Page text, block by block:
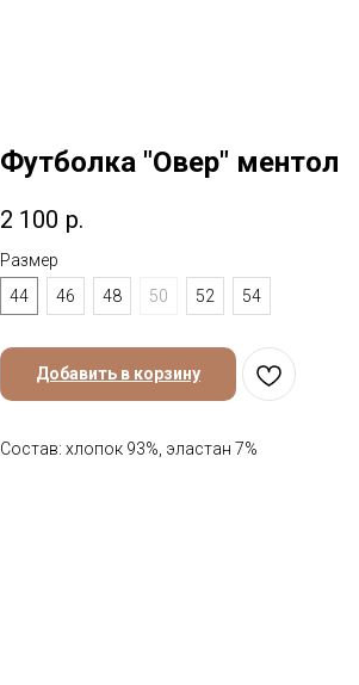
Футболка "Овер" ментол
2 100 р.
Размер
44
46 48 50 52 54
Добавить в корзину
Состав: хлопок 93%, эластан 7%